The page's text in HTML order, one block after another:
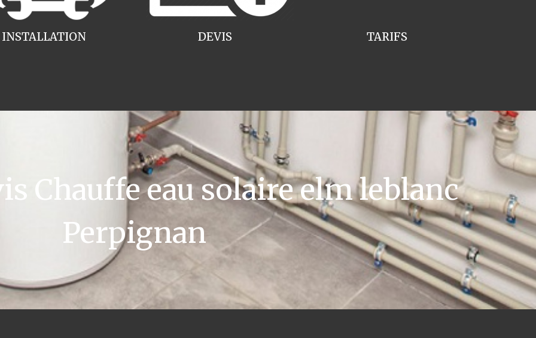
INSTALLATION TARIFS
DEVIS
Chauffe eau solaire elm leblanc
Perpignan